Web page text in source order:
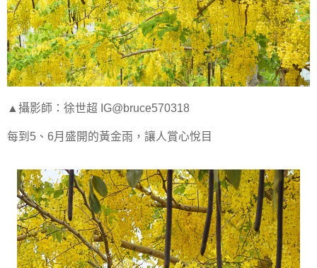
▲攝影師：徐世超 IG@bruce570318
每到5、6月盛開的黃金雨，讓人賞心悅目